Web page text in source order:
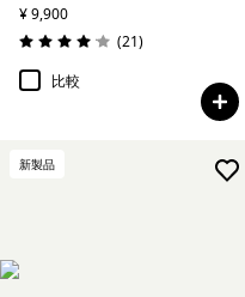
¥ 9,900
評価: 4.0 / 5
(21レビュー
)
比較
新製品